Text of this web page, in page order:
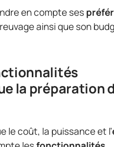
en compte ses
ainsi que son
la préparation
le coût, la puissance et l’